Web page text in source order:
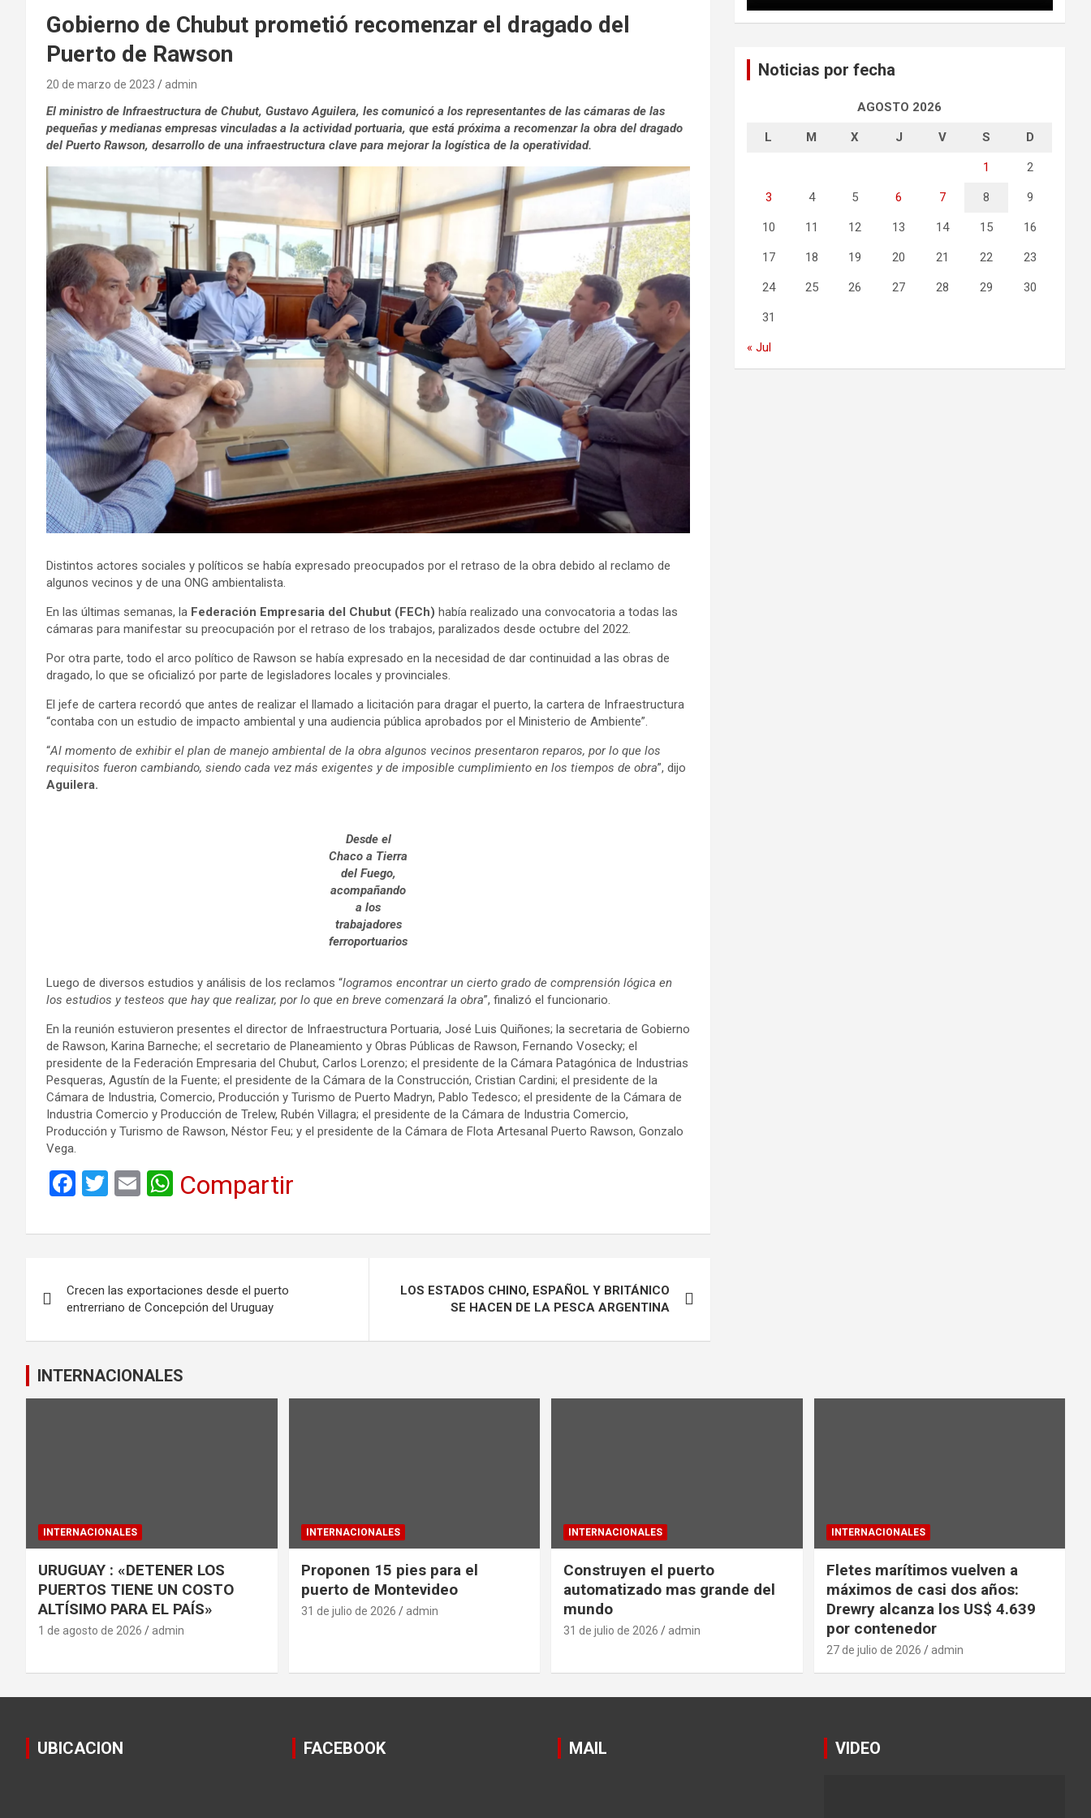
Gobierno de Chubut prometió recomenzar el dragado del
Puerto de Rawson
20 de marzo de 2023 admin
El ministro de Infraestructura de Chubut, Gustavo Aguilera, les comunicó a los representantes de las cámaras de las
pequeñas y medianas empresas vinculadas a la actividad portuaria, que está próxima a recomenzar la obra del dragado
del Puerto Rawson, desarrollo de una infraestructura clave para mejorar la logística de la operatividad.
Distintos actores sociales y políticos se había expresado preocupados por el retraso de la obra debido al reclamo de
algunos vecinos y de una ONG ambientalista.
En las últimas semanas, la Federación Empresaria del Chubut (FECh) había realizado una convocatoria a todas las
cámaras para manifestar su preocupación por el retraso de los trabajos, paralizados desde octubre del 2022.
Por otra parte, todo el arco político de Rawson se había expresado en la necesidad de dar continuidad a las obras de
dragado, lo que se oficializó por parte de legisladores locales y provinciales.
El jefe de cartera recordó que antes de realizar el llamado a licitación para dragar el puerto, la cartera de Infraestructura
“contaba con un estudio de impacto ambiental y una audiencia pública aprobados por el Ministerio de Ambiente”.
“Al momento de exhibir el plan de manejo ambiental de la obra algunos vecinos presentaron reparos, por lo que los
requisitos fueron cambiando, siendo cada vez más exigentes y de imposible cumplimiento en los tiempos de obra”, dijo
Aguilera.
Desde el
Chaco a Tierra
del Fuego,
acompañando
a los
trabajadores
ferroportuarios
Luego de diversos estudios y análisis de los reclamos “logramos encontrar un cierto grado de comprensión lógica en
los estudios y testeos que hay que realizar, por lo que en breve comenzará la obra”, finalizó el funcionario.
En la reunión estuvieron presentes el director de Infraestructura Portuaria, José Luis Quiñones; la secretaria de Gobierno
de Rawson, Karina Barneche; el secretario de Planeamiento y Obras Públicas de Rawson, Fernando Vosecky; el
presidente de la Federación Empresaria del Chubut, Carlos Lorenzo; el presidente de la Cámara Patagónica de Industrias
Pesqueras, Agustín de la Fuente; el presidente de la Cámara de la Construcción, Cristian Cardini; el presidente de la
Cámara de Industria, Comercio, Producción y Turismo de Puerto Madryn, Pablo Tedesco; el presidente de la Cámara de
Industria Comercio y Producción de Trelew, Rubén Villagra; el presidente de la Cámara de Industria Comercio,
Producción y Turismo de Rawson, Néstor Feu; y el presidente de la Cámara de Flota Artesanal Puerto Rawson, Gonzalo
Vega.
F
ce
o
o
k
T
tt
E
ail
W
at
A
p
p
Compartir
de
entradas
Crecen las exportaciones desde el puerto
entrerriano de Concepción del Uruguay
LOS ESTADOS CHINO, ESPAÑOL Y BRITÁNICO
SE HACEN DE LA PESCA ARGENTINA
Noticias por fecha
AGOSTO 2026
L M X J V S D
1 2
3 4 5 6 7 8 9
10 11 12 13 14 15 16
17 18 19 20 21 22 23
24 25 26 27 28 29 30
31
« Jul
INTERNACIONALES
INTERNACIONALES
URUGUAY : «DETENER LOS
PUERTOS TIENE UN COSTO
ALTÍSIMO PARA EL PAÍS»
1 de agosto de 2026 admin
INTERNACIONALES
Proponen 15 pies para el
puerto de Montevideo
31 de julio de 2026 admin
INTERNACIONALES
Construyen el puerto
automatizado mas grande del
mundo
31 de julio de 2026 admin
INTERNACIONALES
Fletes marítimos vuelven a
máximos de casi dos años:
Drewry alcanza los US$ 4.639
por contenedor
27 de julio de 2026 admin
UBICACION FACEBOOK MAIL VIDEO